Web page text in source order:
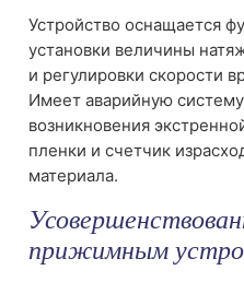
Устройство оснащается
установки величины
и регулировки скорости
Имеет аварийную
возникновения
пленки и счетчик
материала.
прижимным